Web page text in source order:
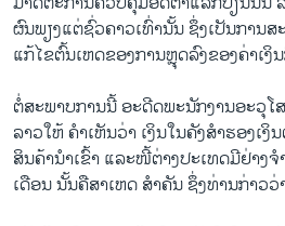
ຜົນພຽງແຕ່ຊົ່ວຄາວເທົ່ານັ້ນ ຊຶ່ງເປັນການ
ແກ້ໄຂຕົ້ນເຫດຂອງການຫຼຸດລົງຂອງຄ່າເງິ
ຕໍ່ສະພາບການນີ້ ອະດີດພະນັກງານອະວຸໂ
ລາວໃຫ້ ຄໍາເຫັນວ່າ ເງິນໃນຄັງສໍາຮອງເງິ
ສິນຄ້ານໍາເຂົ້າ ແລະໜີ້ຕ່າງປະເທດມີຢ່າງ
ເດືອນ ນັ້ນຄືສາເຫດ ສໍາຄັນ ຊຶ່ງທ່ານກ່າວວ່